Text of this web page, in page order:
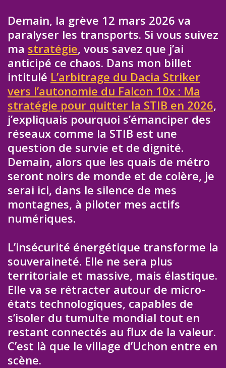
Demain, la grève 12 mars 2026 va
paralyser les transports. Si vous suivez
ma stratégie, vous savez que j’ai
anticipé ce chaos. Dans mon billet
intitulé L’arbitrage du Dacia Striker
vers l’autonomie du Falcon 10x : Ma
stratégie pour quitter la STIB en 2026,
j’expliquais pourquoi s’émanciper des
réseaux comme la STIB est une
question de survie et de dignité.
Demain, alors que les quais de métro
seront noirs de monde et de colère, je
serai ici, dans le silence de mes
montagnes, à piloter mes actifs
numériques.
L’insécurité énergétique transforme la
souveraineté. Elle ne sera plus
territoriale et massive, mais élastique.
Elle va se rétracter autour de micro-
états technologiques, capables de
s’isoler du tumulte mondial tout en
restant connectés au flux de la valeur.
C’est là que le village d’Uchon entre en
scène.